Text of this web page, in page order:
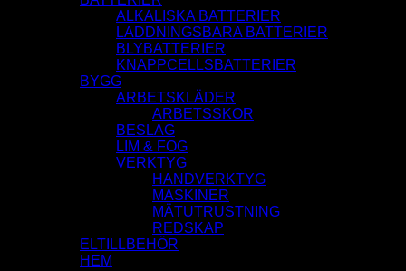
ALKALISKA BATTERIER
LADDNINGSBARA BATTERIER
BLYBATTERIER
KNAPPCELLSBATTERIER
BYGG
ARBETSKLÄDER
ARBETSSKOR
BESLAG
LIM & FOG
VERKTYG
HANDVERKTYG
MASKINER
MÄTUTRUSTNING
REDSKAP
ELTILLBEHÖR
HEM